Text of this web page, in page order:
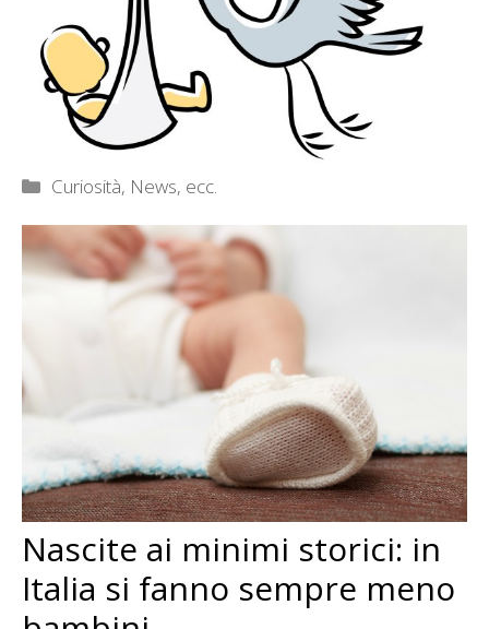
Categorie
Curiosità, News, ecc.
Nascite ai minimi storici: in
Italia si fanno sempre meno